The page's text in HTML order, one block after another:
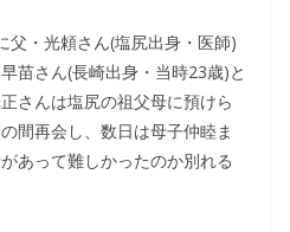
父・光頼さん(塩尻出身・医師)
苗さん(長崎出身・当時23歳)と
さんは塩尻の祖父母に預けら
間再会し、数日は母子仲睦ま
あって難しかったのか別れる